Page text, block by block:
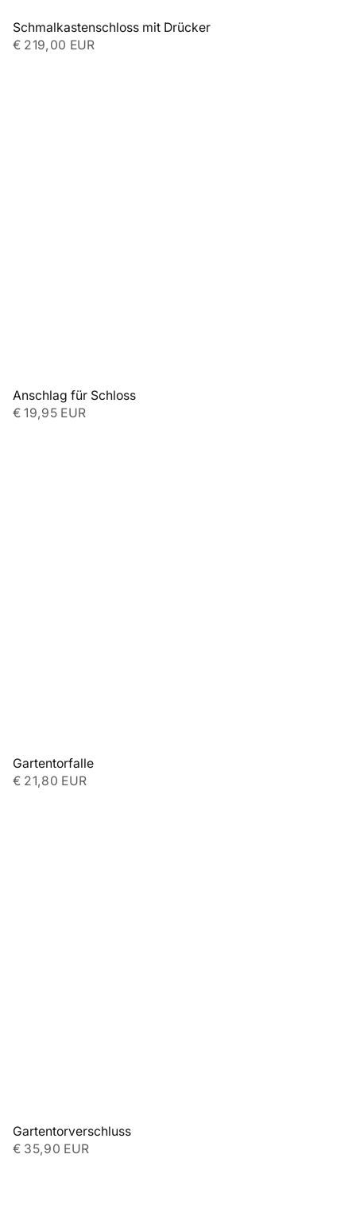
Schmalkastenschloss mit Drücker
€ 219,00 EUR
Anschlag für Schloss
€ 19,95 EUR
Gartentorfalle
€ 21,80 EUR
Gartentorverschluss
€ 35,90 EUR